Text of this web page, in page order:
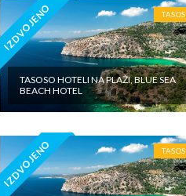
IZDVOJENO TASOS
TASOSO HOTELI NA PLAŽI, BLUE SEA
BEACH HOTEL
IZDVOJENO TASOS